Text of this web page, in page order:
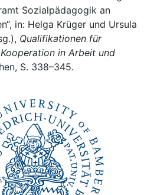
Sozialpädagogik an
in: Helga Krüger und Ursula
Qualifikationen für
in Arbeit und
S. 338–345.